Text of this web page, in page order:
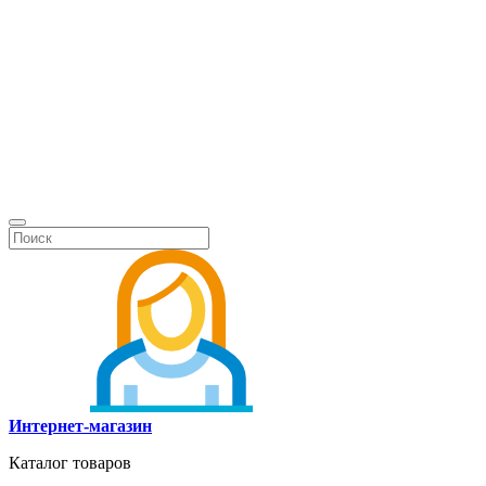
Интернет-магазин
Каталог товаров